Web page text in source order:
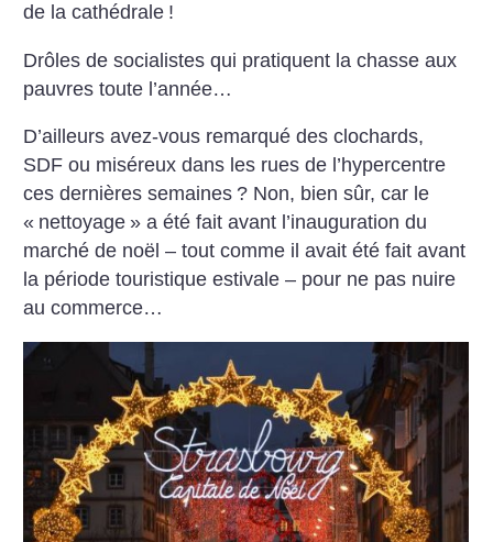
de la cathédrale !
Drôles de socialistes qui pratiquent la chasse aux
pauvres toute l’année…
D’ailleurs avez-vous remarqué des clochards,
SDF ou miséreux dans les rues de l’hypercentre
ces dernières semaines ? Non, bien sûr, car le
« nettoyage » a été fait avant l’inauguration du
marché de noël – tout comme il avait été fait avant
la période touristique estivale – pour ne pas nuire
au commerce…